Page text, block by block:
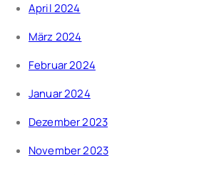
April 2024
März 2024
Februar 2024
Januar 2024
Dezember 2023
November 2023